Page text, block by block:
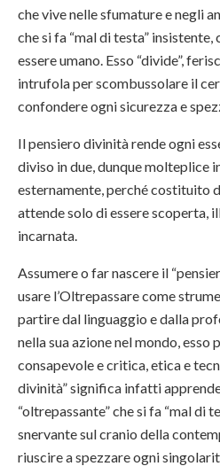
che vive nelle sfumature e negli
che si fa “mal di testa” insistente,
essere umano. Esso “divide”,
intrufola per scombussolare il
confondere ogni sicurezza e
Il pensiero divinità rende ogni
diviso in due, dunque molteplice
esternamente, perché costituito
attende solo di essere scoperta,
incarnata.
Assumere o far nascere il
usare l’Oltrepassare come
partire dal linguaggio e dalla
nella sua azione nel mondo, esso
consapevole e critica, etica e
divinità” significa infatti
“oltrepassante” che si fa “mal di
snervante sul cranio della
riuscire a spezzare ogni